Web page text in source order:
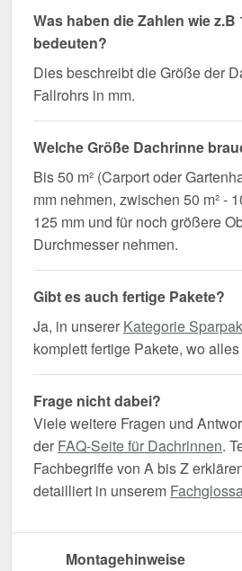
Was haben die Zahlen wie z.B
bedeuten?
Dies beschreibt die Größe der
Fallrohrs in mm.
Welche Größe Dachrinne
Bis 50 m² (Carport oder
mm nehmen, zwischen 50 m² -
125 mm und für noch größere
Durchmesser nehmen.
Gibt es auch fertige Pakete?
Ja, in unserer Kategorie
komplett fertige Pakete, wo
Frage nicht dabei?
Viele weitere Fragen und
der FAQ-Seite für Dachrinnen.
Fachbegriffe von A bis Z
detailliert in unserem
Montagehinweise